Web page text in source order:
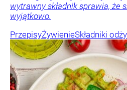
wytrawny składnik sprawia, że
wyjątkowo.
PrzepisyŻywienieSkładniki